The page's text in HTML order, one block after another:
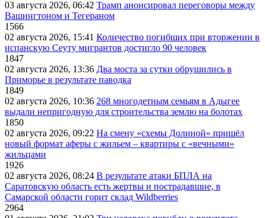
03 августа 2026, 06:42 Трамп анонсировал переговоры между
Вашингтоном и Тегераном
1566
02 августа 2026, 15:41 Количество погибших при вторжении в
испанскую Сеуту мигрантов достигло 90 человек
1847
02 августа 2026, 13:36 Два моста за сутки обрушились в
Приморье в результате паводка
1849
02 августа 2026, 10:36 268 многодетным семьям в Адыгее
выдали непригодную для строительства землю на болотах
1850
02 августа 2026, 09:22 На смену «схемы Долиной» пришёл
новый формат аферы с жильем – квартиры с «вечными»
жильцами
1926
02 августа 2026, 08:24 В результате атаки БПЛА на
Саратовскую область есть жертвы и пострадавшие, в
Самарской области горит склад Wildberries
2964